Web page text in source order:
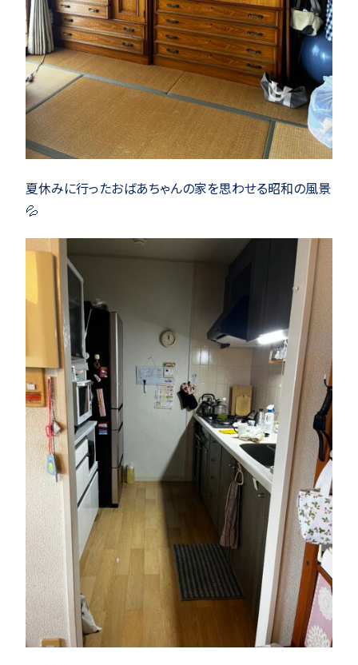
夏休みに行ったおばあちゃんの家を思わせる昭和の風景
💦